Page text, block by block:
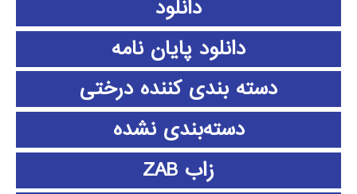
دانلود
دانلود پايان نامه
دسته بندی کننده درختی
دسته‌بندی نشده
زاب ZAB